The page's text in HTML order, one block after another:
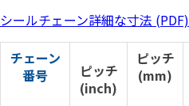
シールチェーン詳細な寸法 (PDF)
チェーン
番号
ピッチ
(inch)
ピッチ
(mm)